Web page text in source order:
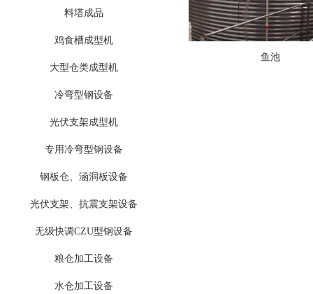
料塔成品
鸡食槽成型机
大型仓类成型机
冷弯型钢设备
光伏支架成型机
专用冷弯型钢设备
钢板仓、涵洞板设备
光伏支架、抗震支架设备
无级快调CZU型钢设备
粮仓加工设备
水仓加工设备
鱼池